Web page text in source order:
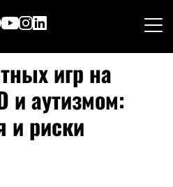
игр на
и аутизмом:
и риски